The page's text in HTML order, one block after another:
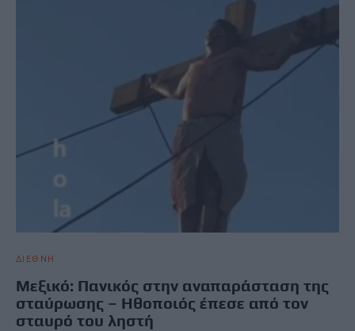
ΔΙΕΘΝΗ
Μεξικό: Πανικός στην αναπαράσταση της
σταύρωσης – Ηθοποιός έπεσε από τον
σταυρό του ληστή